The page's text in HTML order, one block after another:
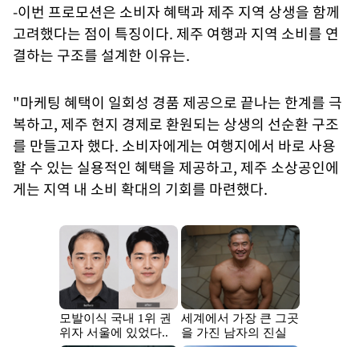
-이번 프로모션은 소비자 혜택과 제주 지역 상생을 함께
고려했다는 점이 특징이다. 제주 여행과 지역 소비를 연
결하는 구조를 설계한 이유는.
"마케팅 혜택이 일회성 경품 제공으로 끝나는 한계를 극
복하고, 제주 현지 경제로 환원되는 상생의 선순환 구조
를 만들고자 했다. 소비자에게는 여행지에서 바로 사용
할 수 있는 실용적인 혜택을 제공하고, 제주 소상공인에
게는 지역 내 소비 확대의 기회를 마련했다.